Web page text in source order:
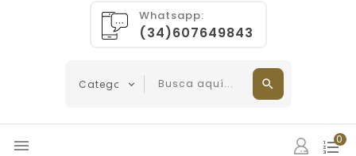
Whatsapp:
(34)607649843
 0